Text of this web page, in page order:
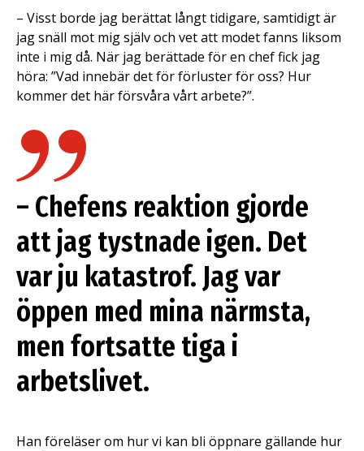
– Visst borde jag berättat långt tidigare, samtidigt är
jag snäll mot mig själv och vet att modet fanns liksom
inte i mig då. När jag berättade för en chef fick jag
höra: ”Vad innebär det för förluster för oss? Hur
kommer det här försvåra vårt arbete?”.
– Chefens reaktion gjorde
att jag tystnade igen. Det
var ju katastrof. Jag var
öppen med mina närmsta,
men fortsatte tiga i
arbetslivet.
Han föreläser om hur vi kan bli öppnare gällande hur